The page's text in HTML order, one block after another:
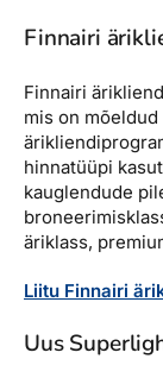
Finnairi
Finnairi
mis on
hinnatüüpi
kauglendude
äriklass,
Liitu Finnairi
Uus